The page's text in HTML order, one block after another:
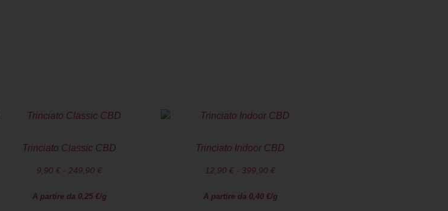
Trinciato Classic CBD
9,90 € - 249,90 €
A partire da 0,25 €/g
Trinciato Indoor CBD
12,90 € - 399,90 €
A partire da 0,40 €/g